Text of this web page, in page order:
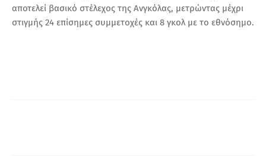
αποτελεί βασικό στέλεχος της Ανγκόλας, μετρώντας μέχρι
στιγμής 24 επίσημες συμμετοχές και 8 γκολ με το εθνόσημο.